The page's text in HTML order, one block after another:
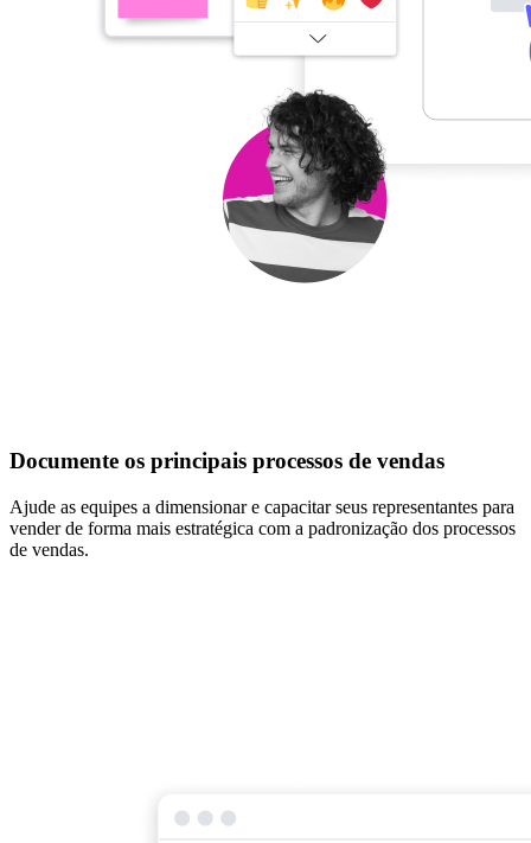
Documente os principais processos de vendas
Ajude as equipes a dimensionar e capacitar seus representantes para
vender de forma mais estratégica com a padronização dos processos
de vendas.